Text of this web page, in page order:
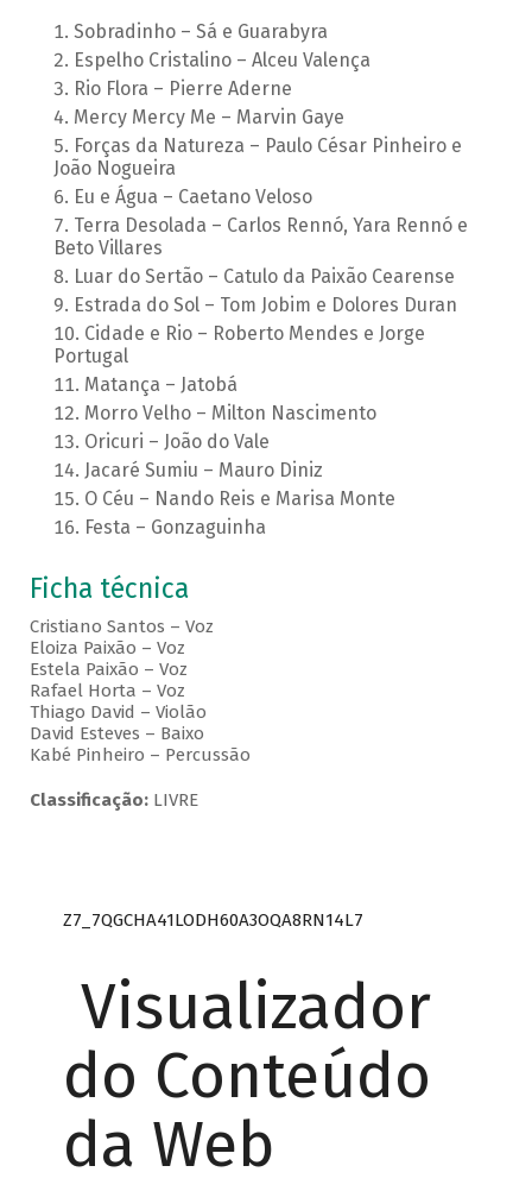
Sobradinho – Sá e Guarabyra
Espelho Cristalino – Alceu Valença
Rio Flora – Pierre Aderne
Mercy Mercy Me – Marvin Gaye
Forças da Natureza – Paulo César Pinheiro e
João Nogueira
Eu e Água – Caetano Veloso
Terra Desolada – Carlos Rennó, Yara Rennó e
Beto Villares
Luar do Sertão – Catulo da Paixão Cearense
Estrada do Sol – Tom Jobim e Dolores Duran
Cidade e Rio – Roberto Mendes e Jorge
Portugal
Matança – Jatobá
Morro Velho – Milton Nascimento
Oricuri – João do Vale
Jacaré Sumiu – Mauro Diniz
O Céu – Nando Reis e Marisa Monte
Festa – Gonzaguinha
Ficha técnica
Cristiano Santos – Voz
Eloiza Paixão – Voz
Estela Paixão – Voz
Rafael Horta – Voz
Thiago David – Violão
David Esteves – Baixo
Kabé Pinheiro – Percussão
Classificação:LIVRE
Z7_7QGCHA41LODH60A3OQA8RN14L7
Visualizador
do Conteúdo
da Web